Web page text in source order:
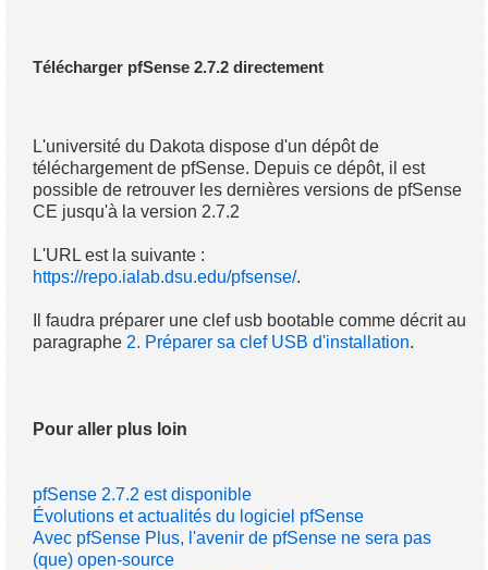
Télécharger pfSense 2.7.2 directement
L'université du Dakota dispose d'un dépôt de
téléchargement de pfSense. Depuis ce dépôt, il est
possible de retrouver les dernières versions de pfSense
CE jusqu'à la version 2.7.2
L'URL est la suivante :
https://repo.ialab.dsu.edu/pfsense/.
Il faudra préparer une clef usb bootable comme décrit au
paragraphe 2. Préparer sa clef USB d'installation.
Pour aller plus loin
pfSense 2.7.2 est disponible
Évolutions et actualités du logiciel pfSense
Avec pfSense Plus, l'avenir de pfSense ne sera pas
(que) open-source